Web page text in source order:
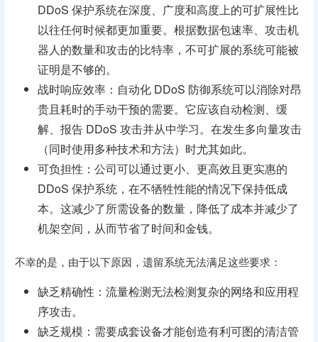
DDoS 保护系统在深度、广度和高度上的可扩展性比
以往任何时候都更加重要。根据数据包速率、攻击机
器人的数量和攻击的比特率，不可扩展的系统可能被
证明是不够的。
战时响应效率：自动化 DDoS 防御系统可以消除对昂
贵且耗时的手动干预的需要。它应该自动检测、缓
解、报告 DDoS 攻击并从中学习。在发生多向量攻击
（同时使用多种技术和方法）时尤其如此。
可负担性：公司可以通过更小、更高效且更实惠的
DDoS 保护系统，在不牺牲性能的情况下保持低成
本。这减少了所需设备的数量，降低了成本并减少了
机架空间，从而节省了时间和金钱。
不幸的是，由于以下原因，遗留系统无法满足这些要求：
缺乏精确性：流量检测无法检测复杂的网络和应用程
序攻击。
缺乏规模：需要成套设备才能创造有利可图的清洁管